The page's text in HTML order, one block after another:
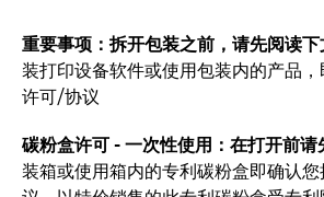
重要事项：拆开包装之前，请先阅读下
装打印设备软件或使用包装内的产品
许可/协议
碳粉盒许可 - 一次性使用：在打开前请
装箱或使用箱内的专利碳粉盒即确认